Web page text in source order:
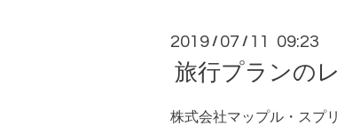
2019 / 07 / 11 09:23
旅行プランの
株式会社マップル・スプ